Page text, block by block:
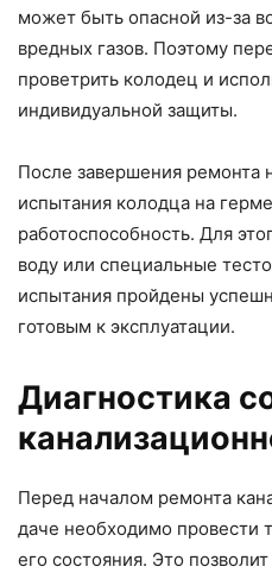
может быть опасной из-за
вредных газов. Поэтому
проветрить колодец и
индивидуальной защиты.
После завершения ремонта
испытания колодца на
работоспособность. Для
воду или специальные
испытания пройдены
готовым к эксплуатации.
Диагностика
Перед началом ремонта
даче необходимо провести
его состояния. Это